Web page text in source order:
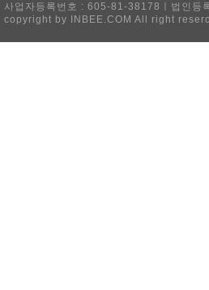
사업자등록번호 : 605-81-38178ㅣ법인
copyright by INBEE.COM All right